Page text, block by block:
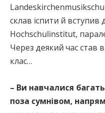
склав іспити й
Hochschulinstitut,
Через деякий час став
клас…
– Ви навчалися
поза сумнівом,